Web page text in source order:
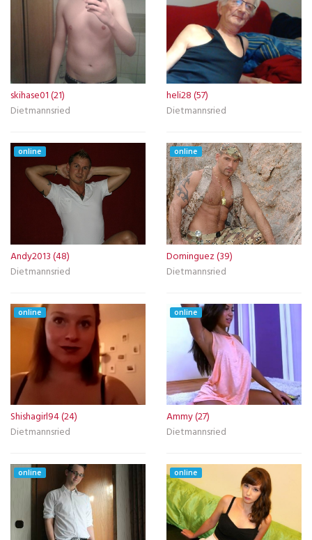
skihase01 (21)
Dietmannsried
heli28 (57)
Dietmannsried
online
Andy2013 (48)
Dietmannsried
online
Dominguez (39)
Dietmannsried
online
Shishagirl94 (24)
Dietmannsried
online
Ammy (27)
Dietmannsried
online online